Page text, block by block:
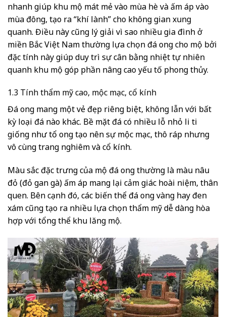
nhanh giúp khu mộ mát mẻ vào mùa hè và ấm áp vào
mùa đông, tạo ra “khí lành” cho không gian xung
quanh. Điều này cũng lý giải vì sao nhiều gia đình ở
miền Bắc Việt Nam thường lựa chọn đá ong cho mộ bởi
đặc tính này giúp duy trì sự cân bằng nhiệt tự nhiên
quanh khu mộ góp phần nâng cao yếu tố phong thủy.
1.3 Tính thẩm mỹ cao, mộc mạc, cổ kính
Đá ong mang một vẻ đẹp riêng biệt, không lẫn với bất
kỳ loại đá nào khác. Bề mặt đá có nhiều lỗ nhỏ li ti
giống như tổ ong tạo nên sự mộc mạc, thô ráp nhưng
vô cùng trang nghiêm và cổ kính.
Màu sắc đặc trưng của mộ đá ong thường là màu nâu
đỏ (đỏ gan gà) ấm áp mang lại cảm giác hoài niệm, thân
quen. Bên cạnh đó, các biến thể đá ong vàng hay đen
xám cũng tạo ra nhiều lựa chọn thẩm mỹ dễ dàng hòa
hợp với tổng thể khu lăng mộ.